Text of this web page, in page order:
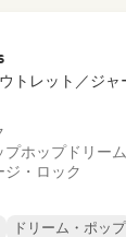
トレット／ジャ
プホップドリー
ジ・ロック
ドリーム・ポップ